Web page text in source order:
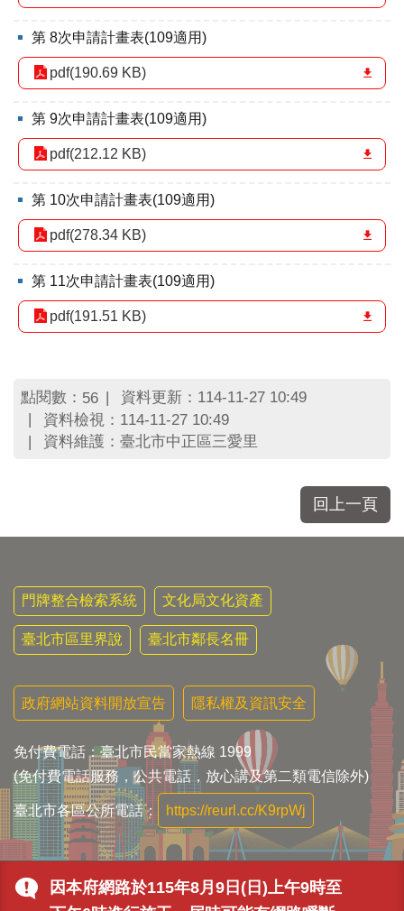
因本府網路於115年8月9日(日)上午9時至
第 8次申請計畫表(109適用)
pdf(190.69 KB)
第 9次申請計畫表(109適用)
pdf(212.12 KB)
第 10次申請計畫表(109適用)
pdf(278.34 KB)
第 11次申請計畫表(109適用)
pdf(191.51 KB)
點閱數： 56
資料更新：114-11-27 10:49
資料檢視：114-11-27 10:49
資料維護：臺北市中正區三愛里
回上一頁
門牌整合檢索系統 文化局文化資產
臺北市區里界說 臺北市鄰長名冊
政府網站資料開放宣告 隱私權及資訊安全
免付費電話：臺北市民當家熱線 1999
(免付費電話服務，公共電話，放心講及第二類電信除外)
臺北市各區公所電話： https://reurl.cc/K9rpWj